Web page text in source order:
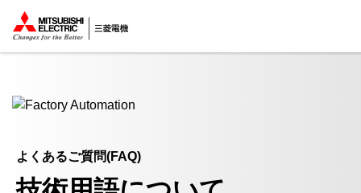
ここから本文
よくあるご質問(FAQ)